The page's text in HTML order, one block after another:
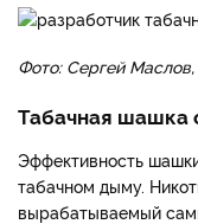
Фото: Сергей
Табачная шашка
Эффективность
табачном дыму.
вырабатываемый